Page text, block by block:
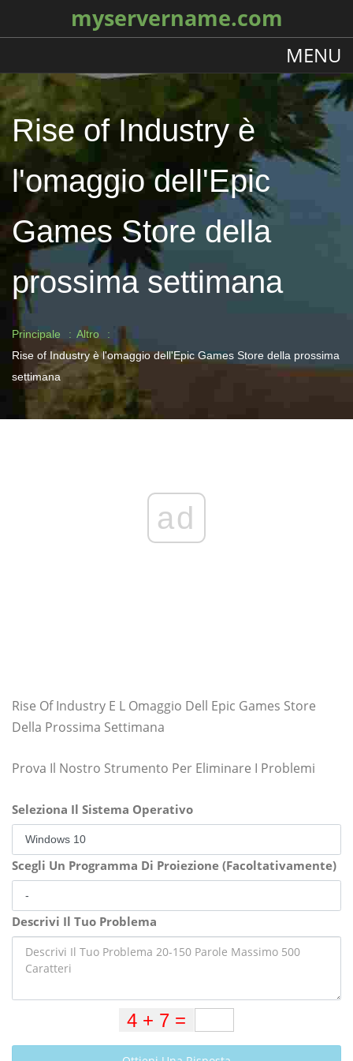
myservername.com
MENU
Rise of Industry è
l'omaggio dell'Epic
Games Store della
prossima settimana
Principale
Altro
Rise of Industry è l'omaggio dell'Epic Games Store della prossima
settimana
ad
Rise Of Industry E L Omaggio Dell Epic Games Store
Della Prossima Settimana
Prova Il Nostro Strumento Per Eliminare I Problemi
Seleziona Il Sistema Operativo
Scegli Un Programma Di Proiezione (Facoltativamente)
Descrivi Il Tuo Problema